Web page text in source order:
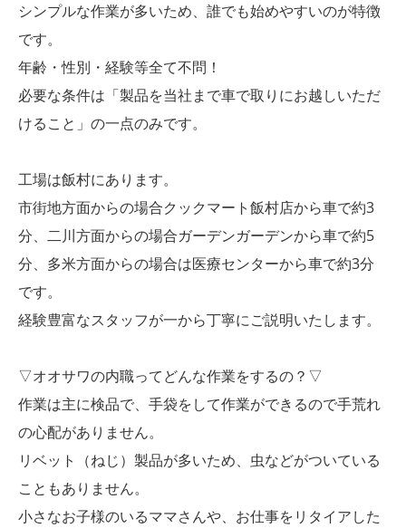
シンプルな作業が多いため、誰でも始めやすいのが特徴
です。
年齢・性別・経験等全て不問！
必要な条件は「製品を当社まで車で取りにお越しいただ
けること」の一点のみです。
工場は飯村にあります。
市街地方面からの場合クックマート飯村店から車で約3
分、二川方面からの場合ガーデンガーデンから車で約5
分、多米方面からの場合は医療センターから車で約3分
です。
経験豊富なスタッフが一から丁寧にご説明いたします。
▽オオサワの内職ってどんな作業をするの？▽
作業は主に検品で、手袋をして作業ができるので手荒れ
の心配がありません。
リベット（ねじ）製品が多いため、虫などがついている
こともありません。
小さなお子様のいるママさんや、お仕事をリタイアした